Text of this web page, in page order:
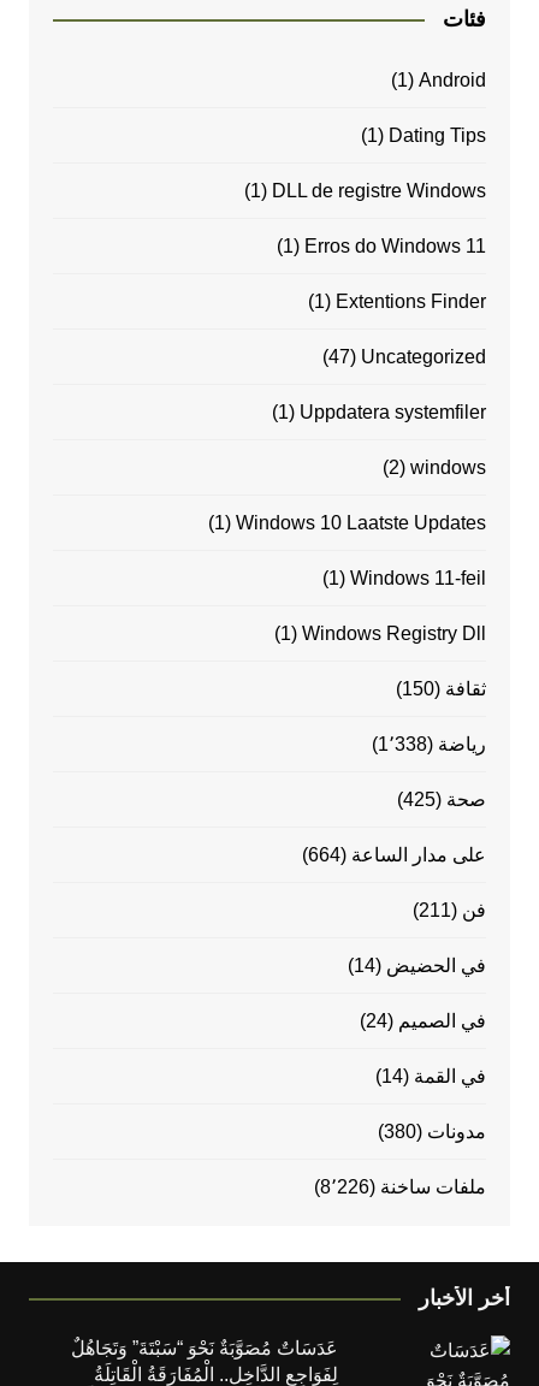
فئات
Android
(1)
Dating Tips
(1)
DLL de registre Windows
(1)
Erros do Windows 11
(1)
Extentions Finder
(1)
Uncategorized
(47)
Uppdatera systemfiler
(1)
windows
(2)
Windows 10 Laatste Updates
(1)
Windows 11-feil
(1)
Windows Registry Dll
(1)
ثقافة (150)
رياضة (1٬338)
صحة (425)
على مدار الساعة (664)
فن (211)
في الحضيض (14)
في الصميم (24)
في القمة (14)
مدونات (380)
ملفات ساخنة (8٬226)
أخر الأخبار
عَدَسَاتٌ مُصَوَّبَةٌ نَحْوَ “سَبْتَةَ” وَتَجَاهُلٌ
لِفَوَاجِعِ الدَّاخِلِ.. الْمُفَارَقَةُ الْقَاتِلَةُ